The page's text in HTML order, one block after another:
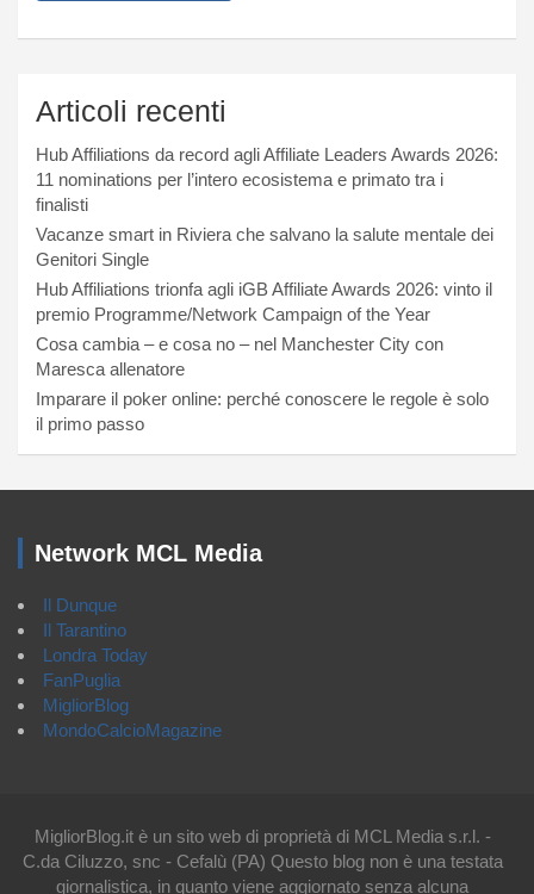
Articoli recenti
Hub Affiliations da record agli Affiliate Leaders Awards 2026:
11 nominations per l’intero ecosistema e primato tra i
finalisti
Vacanze smart in Riviera che salvano la salute mentale dei
Genitori Single
Hub Affiliations trionfa agli iGB Affiliate Awards 2026: vinto il
premio Programme/Network Campaign of the Year
Cosa cambia – e cosa no – nel Manchester City con
Maresca allenatore
Imparare il poker online: perché conoscere le regole è solo
il primo passo
Network MCL Media
Il Dunque
Il Tarantino
Londra Today
FanPuglia
MigliorBlog
MondoCalcioMagazine
MigliorBlog.it è un sito web di proprietà di MCL Media s.r.l. -
C.da Ciluzzo, snc - Cefalù (PA) Questo blog non è una testata
giornalistica, in quanto viene aggiornato senza alcuna